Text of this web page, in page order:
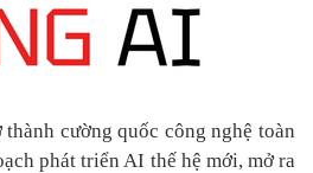
cường quốc công nghệ toàn
phát triển AI thế hệ mới, mở ra